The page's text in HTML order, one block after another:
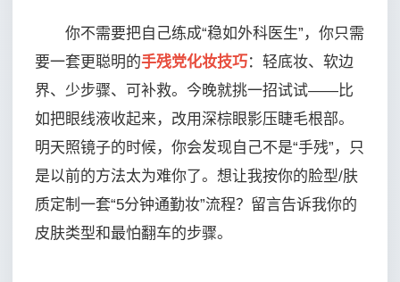
你不需要把自己练成“稳如外科医生”，你只需
要一套更聪明的手残党化妆技巧：轻底妆、软边
界、少步骤、可补救。今晚就挑一招试试——比
如把眼线液收起来，改用深棕眼影压睫毛根部。
明天照镜子的时候，你会发现自己不是“手残”，只
是以前的方法太为难你了。想让我按你的脸型/肤
质定制一套“5分钟通勤妆”流程？留言告诉我你的
皮肤类型和最怕翻车的步骤。